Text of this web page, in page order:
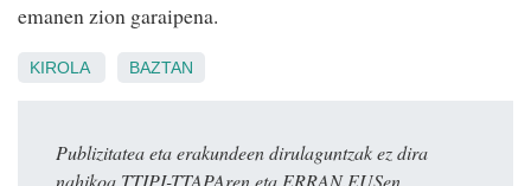
emanen zion garaipena.
KIROLA BAZTAN
Publizitatea eta erakundeen dirulaguntzak ez dira
nahikoa TTIPI-TTAPAren eta ERRAN.EUSen